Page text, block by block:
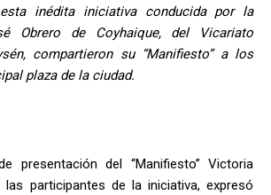
inédita iniciativa conducida por la
Obrero de Coyhaique, del Vicariato
compartieron su “Manifiesto” a los
plaza de la ciudad.
presentación del “Manifiesto” Victoria
las participantes de la iniciativa, expresó